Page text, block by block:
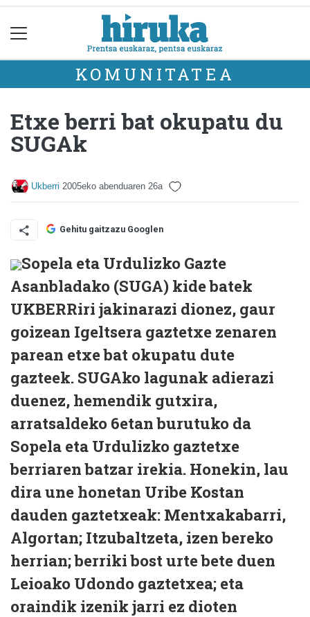
KOMUNITATEA
Etxe berri bat okupatu du
SUGAk
Ukberri 2005eko abenduaren 26a
Gehitu gaitzazu Googlen
Sopela eta Urdulizko Gazte
Asanbladako (SUGA) kide batek
UKBERRiri jakinarazi dionez, gaur
goizean Igeltsera gaztetxe zenaren
parean etxe bat okupatu dute
gazteek. SUGAko lagunak adierazi
duenez, hemendik gutxira,
arratsaldeko 6etan burutuko da
Sopela eta Urdulizko gaztetxe
berriaren batzar irekia. Honekin, lau
dira une honetan Uribe Kostan
dauden gaztetxeak: Mentxakabarri,
Algortan; Itzubaltzeta, izen bereko
herrian; berriki bost urte bete duen
Leioako Udondo gaztetxea; eta
oraindik izenik jarri ez dioten